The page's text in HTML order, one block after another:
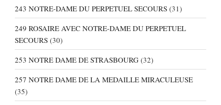
243 NOTRE-DAME DU PERPETUEL SECOURS (31)
249 ROSAIRE AVEC NOTRE-DAME DU PERPETUEL
SECOURS (30)
253 NOTRE DAME DE STRASBOURG (32)
257 NOTRE DAME DE LA MEDAILLE MIRACULEUSE
(35)